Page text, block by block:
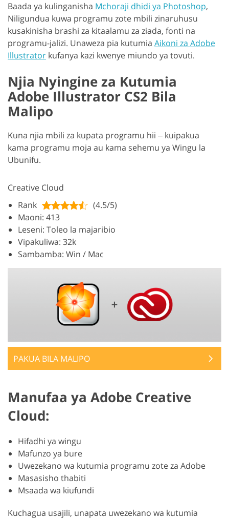
Baada ya kulinganisha Mchoraji dhidi ya Photoshop,
Niligundua kuwa programu zote mbili zinaruhusu
kusakinisha brashi za kitaalamu za ziada, fonti na
programu-jalizi. Unaweza pia kutumia Aikoni za Adobe
Illustrator kufanya kazi kwenye miundo ya tovuti.
Njia Nyingine za Kutumia
Adobe Illustrator CS2 Bila
Malipo
Kuna njia mbili za kupata programu hii ‒ kuipakua
kama programu moja au kama sehemu ya Wingu la
Ubunifu.
Creative Cloud
Rank
(4.5/5)
Maoni: 413
Leseni: Toleo la majaribio
Vipakuliwa: 32k
Sambamba: Win / Mac
PAKUA BILA MALIPO
Manufaa ya Adobe Creative
Cloud:
Hifadhi ya wingu
Mafunzo ya bure
Uwezekano wa kutumia programu zote za Adobe
Masasisho thabiti
Msaada wa kiufundi
Kuchagua usajili, unapata uwezekano wa kutumia